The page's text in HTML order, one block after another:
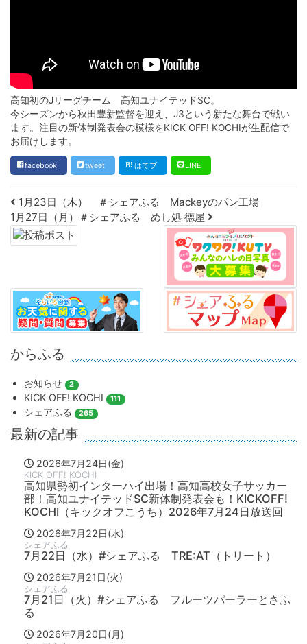
高知初のJリーグチーム 高知ユナイテッドSC。
今シーズンから秋田豊新監督を迎え、J3という新たな舞台で戦い
ます。注目の新体制発表会の模様をKICK OFF! KOCHIが生配信で
お届けします。
facebook tweet はてブ LINE
Post navigation
1月23日（木） ＃シェアふる Mackeyのパン工場
1月27日（月）＃シェアふる めし処 德屋
からふる
お知らせ 2
KICK OFF! KOCHI 111
シェアふる 265
最新の記事
2026年7月24日(金)
KICK OFF! KOCHI
高知県勢初インターハイ出場！高知高校女子サッカー
部！高知ユナイテッドSC新体制発表会も！KICKOFF!
KOCHI（キックオフこうち）2026年7月24日放送回
2026年7月22日(水)
シェアふる
7月22日（水）#シェアふる TRE:AT（トリート）
2026年7月21日(火)
シェアふる
7月21日（火）#シェアふる フルーツパーラーとさふ
る
2026年7月20日(月)